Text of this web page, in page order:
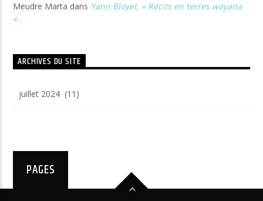
Meudre Marta dans Yann Bloyet, « Récits en terres wayana
« .
ARCHIVES DU SITE
du
PAGES